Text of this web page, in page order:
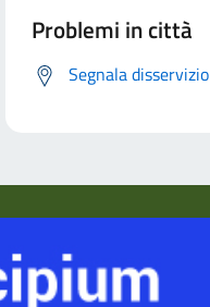
Problemi in città
Segnala disservizio